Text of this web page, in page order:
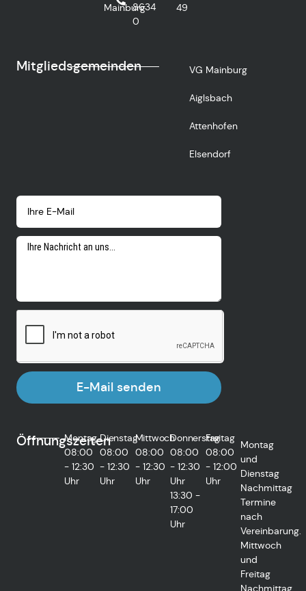
Mainburg8634
0
49
Mitgliedsgemeinden VG Mainburg
Aiglsbach
Attenhofen
Elsendorf
E-Mail senden
Öffnungszeiten
Montag
08:00
- 12:30
Uhr
Dienstag
08:00
- 12:30
Uhr
Mittwoch
08:00
- 12:30
Uhr
Donnerstag
08:00
- 12:30
Uhr
13:30 -
17:00
Uhr
Freitag
08:00
- 12:00
Uhr
Montag
und
Dienstag
Nachmittag
Termine
nach
Vereinbarung.
Mittwoch
und
Freitag
Nachmittag